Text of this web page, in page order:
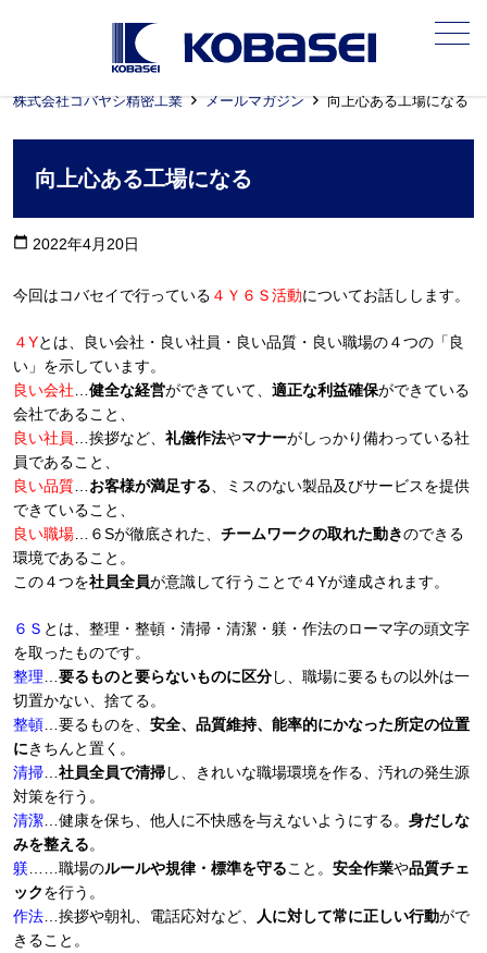
メニュー
株式会社コバヤシ精密工業 メールマガジン 向上心ある工場になる
向上心ある工場になる
calendar_today 2022年4月20日
今回はコバセイで行っている ４Ｙ６Ｓ活動についてお話しします。
４Yとは、良い会社・良い社員・良い品質・良い職場の４つの「良
い」を示しています。
良い会社…健全な経営ができていて、 適正な利益確保ができている
会社であること、
良い社員…挨拶など、 礼儀作法やマナーがしっかり備わっている社
員であること、
良い品質…お客様が満足する、ミスのない製品及びサービスを提供
できていること、
良い職場…６Sが徹底された、 チームワークの取れた動きのできる
環境であること。
この４つを社員全員が意識して行うことで４Yが達成されます。
６Ｓ とは、整理・整頓・清掃・清潔・躾・作法のローマ字の頭文字
を取ったものです。
整理…要るものと要らないものに区分し、職場に要るもの以外は一
切置かない、捨てる。
整頓…要るものを、 安全、品質維持、能率的にかなった所定の位置
にきちんと置く。
清掃…社員全員で清掃し、きれいな職場環境を作る、汚れの発生源
対策を行う。
清潔…健康を保ち、他人に不快感を与えないようにする。 身だしな
みを整える。
躾……職場のルールや規律・標準を守ること。 安全作業や品質チェ
ックを行う。
作法…挨拶や朝礼、電話応対など、 人に対して常に正しい行動がで
きること。